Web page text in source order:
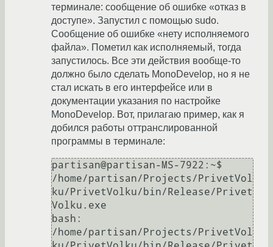
терминале: сообщение об ошибке «отказ в
доступе». Запустил с помощью sudo.
Сообщение об ошибке «нету исполняемого
файла». Пометил как исполняемый, тогда
запустилось. Все эти действия вообще-то
должно было сделать MonoDevelop, но я не
стал искать в его интерфейсе или в
документации указания по настройке
MonoDevelop. Вот, прилагаю пример, как я
добился работы оттранслированной
программы в терминале:
partisan@partisan-MS-7922:~$
/home/partisan/Projects/PrivetVol
ku/PrivetVolku/bin/Release/Privet
Volku.exe
bash:
/home/partisan/Projects/PrivetVol